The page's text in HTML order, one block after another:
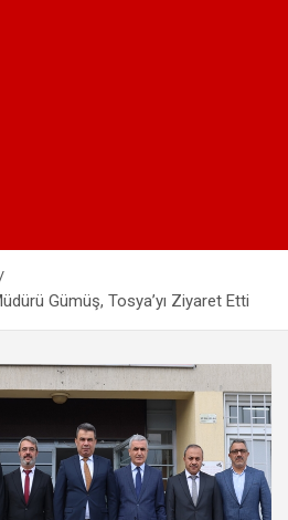
Gümüş, Tosya’yı Ziyaret Etti